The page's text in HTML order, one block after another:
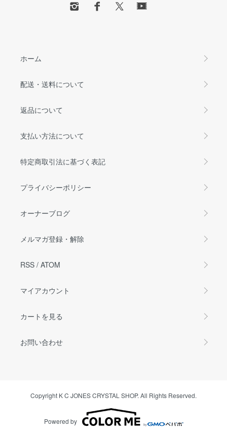
ホーム
配送・送料について
返品について
支払い方法について
特定商取引法に基づく表記
プライバシーポリシー
オーナーブログ
メルマガ登録・解除
RSS / ATOM
マイアカウント
カートを見る
お問い合わせ
Copyright K C JONES CRYSTAL SHOP. All Rights Reserved.
Powered by